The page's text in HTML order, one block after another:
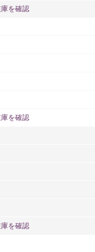
を確認
を確認
を確認